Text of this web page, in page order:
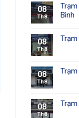
08
Th8
Bình
08
Th8
08
Th8
08
Th8